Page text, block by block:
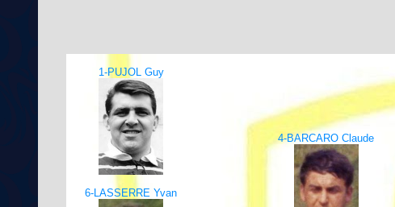
1-PUJOL Guy
4-BARCARO Claude
6-LASSERRE Yvan